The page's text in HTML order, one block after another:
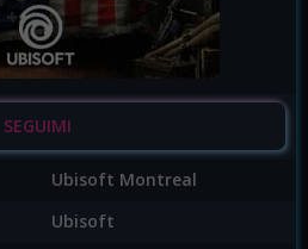
SEGUIMI
Ubisoft Montreal
Ubisoft